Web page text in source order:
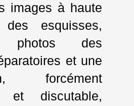
images à haute
des esquisses,
photos des
et une
forcément
et discutable,